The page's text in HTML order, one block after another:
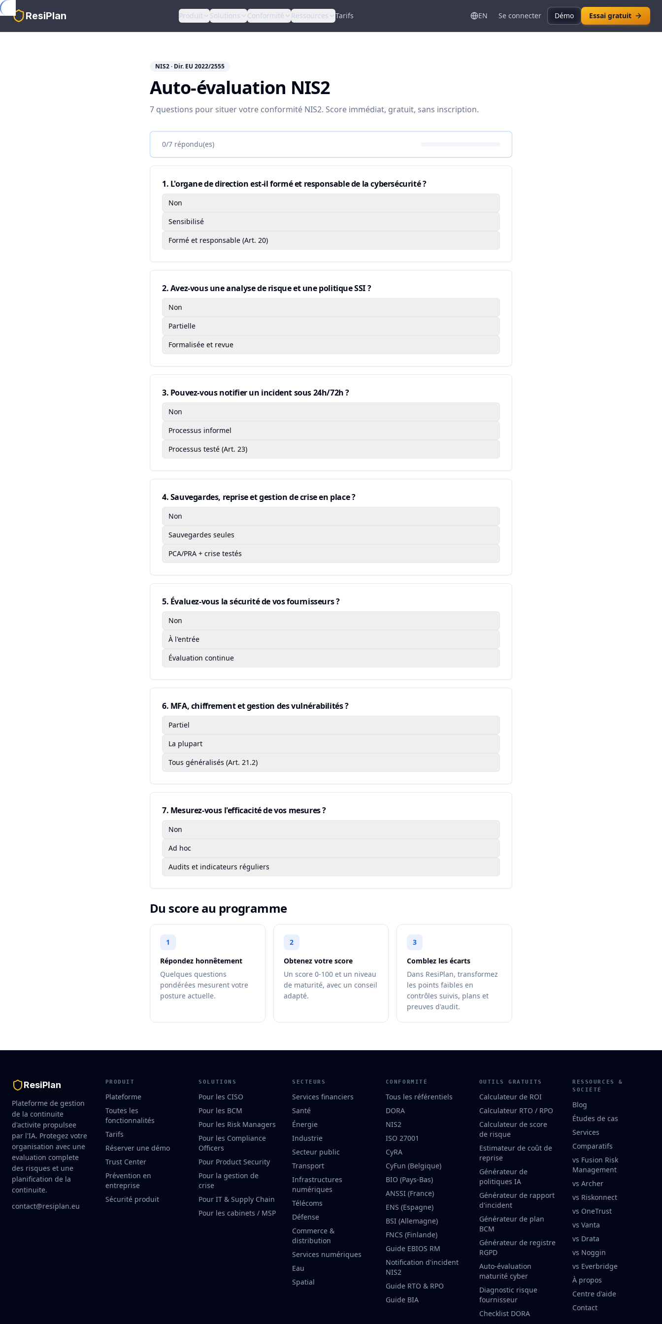
Skip to main content
ResiPlan Produit Solutions Conformité Ressources Tarifs EN Se connecter Démo Essai gratuit
NIS2 · Dir. EU 2022/2555
Auto-évaluation NIS2
7 questions pour situer votre conformité NIS2. Score immédiat, gratuit, sans inscription.
0/7 répondu(es)
1. L'organe de direction est-il formé et responsable de la cybersécurité ?
Non
Sensibilisé
Formé et responsable (Art. 20)
2.Avez-vous une analyse de risque et une politique SSI ?
Non
Partielle
Formalisée et revue
3. Pouvez-vous notifier un incident sous 24h/72h ?
Non
Processus informel
Processus testé (Art. 23)
4.Sauvegardes, reprise et gestion de crise en place ?
Non
Sauvegardes seules
PCA/PRA + crise testés
5. Évaluez-vous la sécurité de vos fournisseurs ?
Non
À l'entrée
Évaluation continue
6. MFA, chiffrement et gestion des vulnérabilités ?
Partiel
La plupart
Tous généralisés (Art. 21.2)
7. Mesurez-vous l'efficacité de vos mesures ?
Non
Ad hoc
Audits et indicateurs réguliers
Du score au programme
1
Répondez honnêtement
Quelques questions
pondérées mesurent votre
posture actuelle.
2
Obtenez votre score
Un score 0-100 et un niveau
de maturité, avec un conseil
adapté.
3
Comblez les écarts
Dans ResiPlan, transformez
les points faibles en
contrôles suivis, plans et
preuves d'audit.
ResiPlan
Plateforme de gestion
de la continuite
d'activite propulsee
par l'IA. Protegez votre
organisation avec une
evaluation complete
des risques et une
planification de la
continuite.
contact@resiplan.eu
PRODUIT
Plateforme
Toutes les
fonctionnalités
Tarifs
Réserver une démo
Trust Center
Prévention en
entreprise
Sécurité produit
SOLUTIONS
Pour les CISO
Pour les BCM
Pour les Risk Managers
Pour les Compliance
Officers
Pour Product Security
Pour la gestion de
crise
Pour IT & Supply Chain
Pour les cabinets / MSP
SECTEURS
Services financiers
Santé
Énergie
Industrie
Secteur public
Transport
Infrastructures
numériques
Télécoms
Défense
Commerce &
distribution
Services numériques
Eau
Spatial
CONFORMITÉ
Tous les référentiels
DORA
NIS2
ISO 27001
CyRA
CyFun (Belgique)
BIO (Pays-Bas)
ANSSI (France)
ENS (Espagne)
BSI (Allemagne)
FNCS (Finlande)
Guide EBIOS RM
Notification d'incident
NIS2
Guide RTO & RPO
Guide BIA
OUTILS GRATUITS
Calculateur de ROI
Calculateur RTO / RPO
Calculateur de score
de risque
Estimateur de coût de
reprise
Générateur de
politiques IA
Générateur de rapport
d'incident
Générateur de plan
BCM
Générateur de registre
RGPD
Auto-évaluation
maturité cyber
Diagnostic risque
fournisseur
Checklist DORA
RESSOURCES &
SOCIÉTÉ
Blog
Études de cas
Services
Comparatifs
vs Fusion Risk
Management
vs Archer
vs Riskonnect
vs OneTrust
vs Vanta
vs Drata
vs Noggin
vs Everbridge
À propos
Centre d'aide
Contact